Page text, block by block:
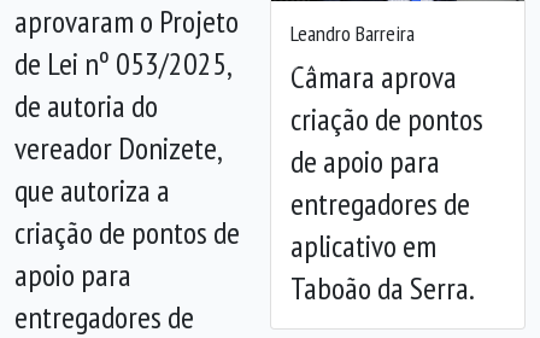
Leandro Barreira
Câmara aprova
criação de pontos
de apoio para
entregadores de
aplicativo em
Taboão da Serra.
Anterior
aprovaram o Projeto
de Lei nº 053/2025,
de autoria do
vereador Donizete,
que autoriza a
criação de pontos de
apoio para
entregadores de